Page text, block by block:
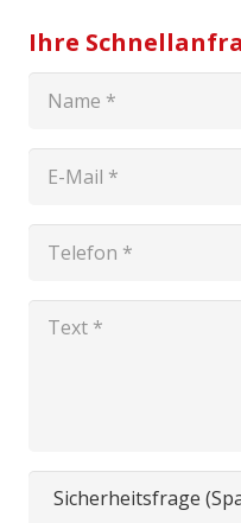
Ihre
Sicherheitsfrage